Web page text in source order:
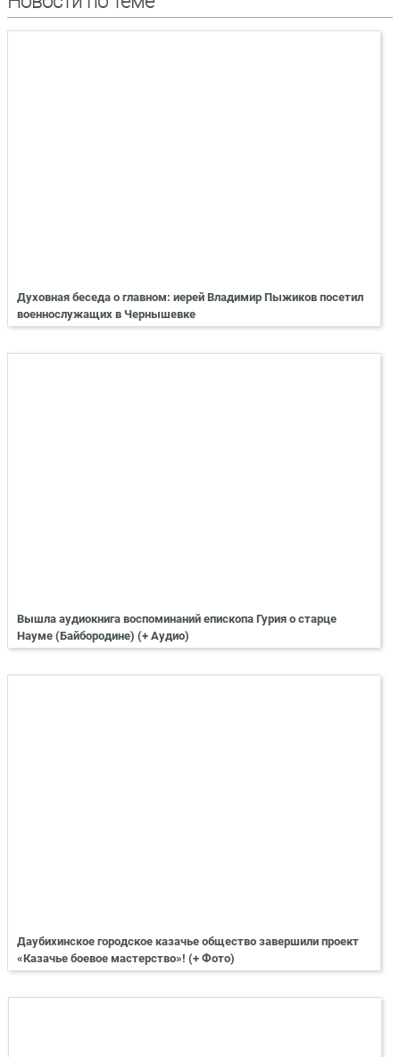
Духовная беседа о главном: иерей Владимир Пыжиков посетил
военнослужащих в Чернышевке
Вышла аудиокнига воспоминаний епископа Гурия о старце
Науме (Байбородине) (+ Аудио)
Даубихинское городское казачье общество завершили проект
«Казачье боевое мастерство»! (+ Фото)